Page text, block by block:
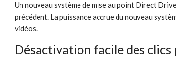
Un nouveau système de mise au point Direct
précédent. La puissance accrue du nouveau
vidéos.
Désactivation facile des clics